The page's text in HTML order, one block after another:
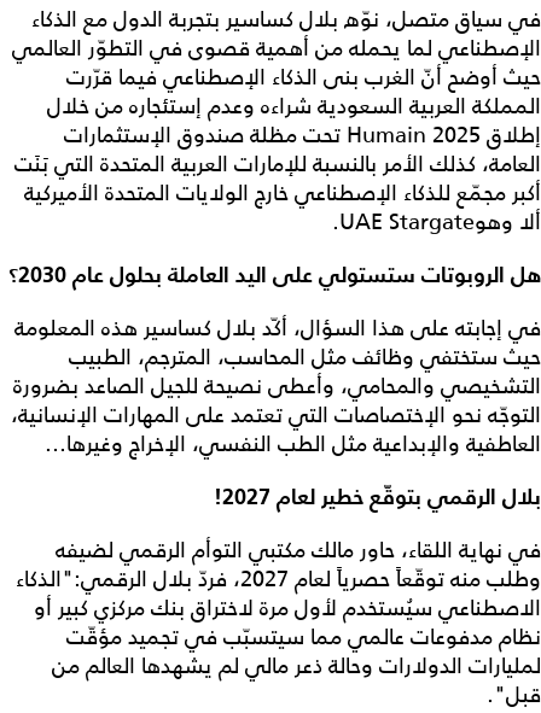
في سياق متصل، نوّه بلال كساسير بتجربة الدول مع الذكاء
الإصطناعي لما يحمله من أهمية قصوى في التطوّر العالمي
حيث أوضح أنّ الغرب بنى الذكاء الإصطناعي فيما قرّرت
المملكة العربية السعودية شراءه وعدم إستئجاره من خلال
إطلاق Humain 2025 تحت مظلة صندوق الإستثمارات
العامة، كذلك الأمر بالنسبة للإمارات العربية المتحدة التي بَنَت
أكبر مجمّع للذكاء الإصطناعي خارج الولايات المتحدة الأميركية
ألا وهوUAE Stargate.
هل الروبوتات ستستولي على اليد العاملة بحلول عام 2030؟
في إجابته على هذا السؤال، أكّد بلال كساسير هذه المعلومة
حيث ستختفي وظائف مثل المحاسب، المترجم، الطبيب
التشخيصي والمحامي، وأعطى نصيحة للجيل الصاعد بضرورة
التوجّه نحو الإختصاصات التي تعتمد على المهارات الإنسانية،
العاطفية والإبداعية مثل الطب النفسي، الإخراج وغيرها...
بلال الرقمي بتوقّع خطير لعام 2027!
في نهاية اللقاء، حاور مالك مكتبي التوأم الرقمي لضيفه
وطلب منه توقّعاً حصرياً لعام 2027، فردّ بلال الرقمي:"الذكاء
الاصطناعي سيُستخدم لأول مرة لاختراق بنك مركزي كبير أو
نظام مدفوعات عالمي مما سيتسبّب في تجميد مؤقّت
لمليارات الدولارات وحالة ذعر مالي لم يشهدها العالم من
قبل".